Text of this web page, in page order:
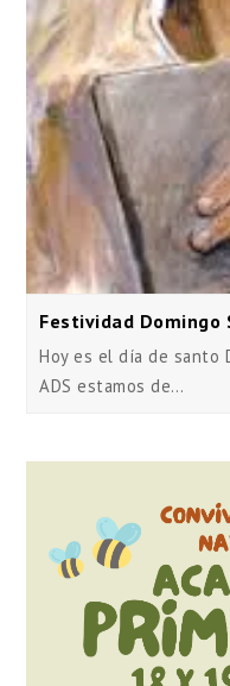
Festividad Domingo
Hoy es el día de santo
ADS estamos de…